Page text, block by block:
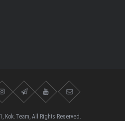
Kok.Team, All Rights Reserved.